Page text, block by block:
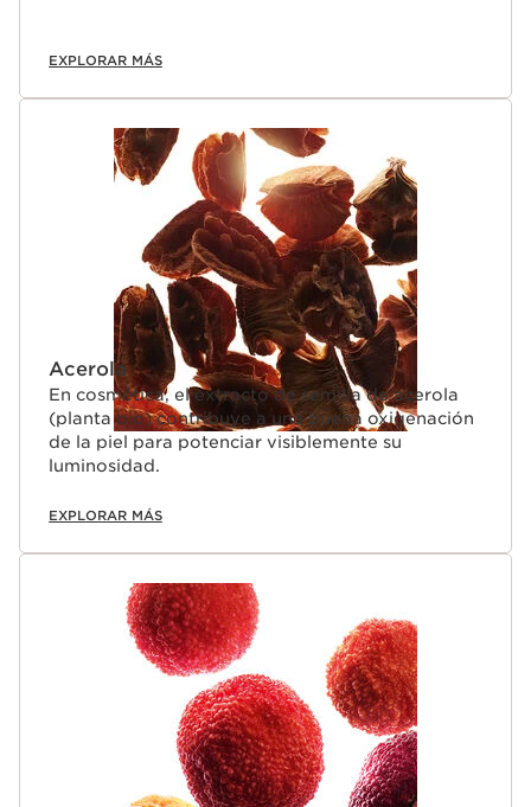
EXPLORAR MÁS
Acerola
En cosmética, el extracto de semilla de acerola
(planta bio) contribuye a una buena oxigenación
de la piel para potenciar visiblemente su
luminosidad.
EXPLORAR MÁS